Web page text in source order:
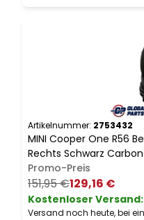
Artikelnummer: 2753432
MINI Cooper One R56
Rechts Schwarz
Promo-Preis
151,95 €129,16 €
Kostenloser Versand:
Versand noch heute, bei